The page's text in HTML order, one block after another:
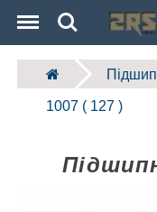
Search
1007 ( 127 )